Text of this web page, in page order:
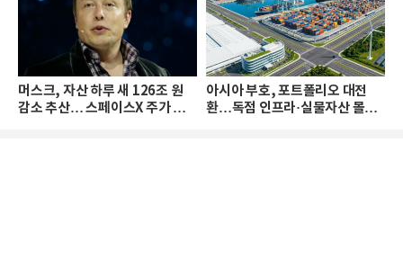
머스크, 자산 하루 새 126조 원
감소 추산… 스페이스X 주가 하
아시아 부호, 포트폴리오 대전
환…독점 인프라·실물자산 몰린